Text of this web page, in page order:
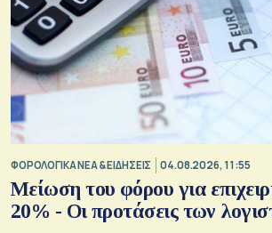
ΦΟΡΟΛΟΓΙΚΑ ΝΕΑ & EΙΔΗΣΕΙΣ 04.08.2026, 11:55
Μείωση του φόρου για
20% - Οι προτάσεις των